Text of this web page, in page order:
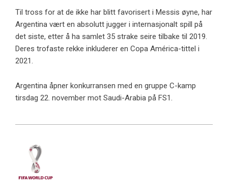
Til tross for at de ikke har blitt favorisert i Messis øyne, har
Argentina vært en absolutt jugger i internasjonalt spill på
det siste, etter å ha samlet 35 strake seire tilbake til 2019.
Deres trofaste rekke inkluderer en Copa América-tittel i
2021.
Argentina åpner konkurransen med en gruppe C-kamp
tirsdag 22. november mot Saudi-Arabia på FS1.